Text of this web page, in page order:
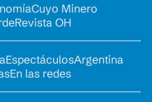
Cuyo Minero
Revista OH
EspectáculosArgentina
En las redes